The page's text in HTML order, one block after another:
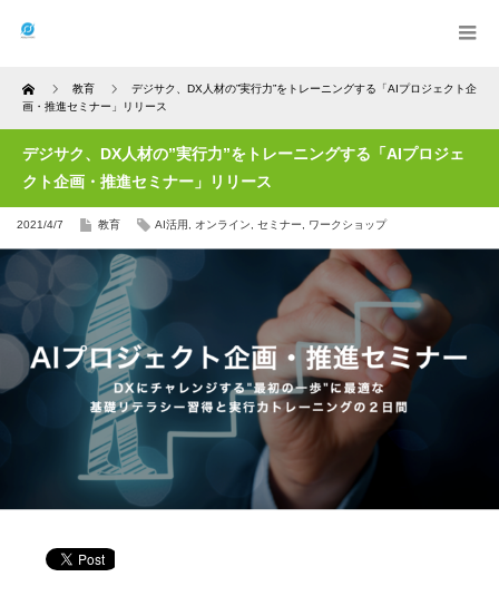
Home 教育
デジサク、DX人材の”実行力”をトレーニングする「AIプロジェクト企
画・推進セミナー」リリース
デジサク、DX人材の”実行力”をトレーニングする「AIプロジェ
クト企画・推進セミナー」リリース
2021/4/7 教育 AI活用 オンライン セミナー ワークショップ